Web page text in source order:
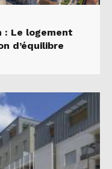
: Le logement
d’équilibre